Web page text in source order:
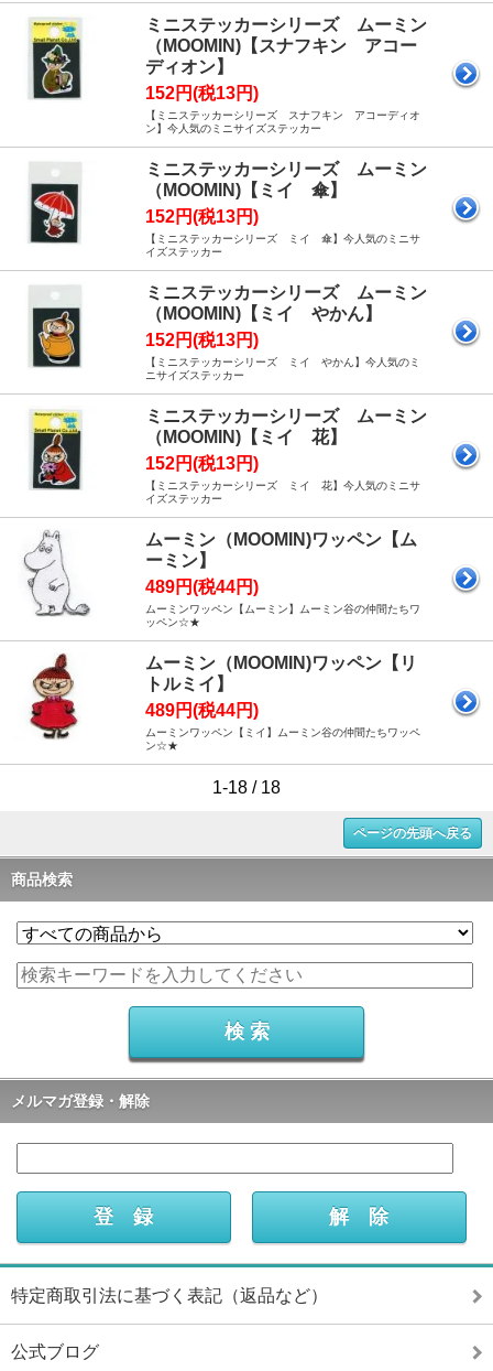
ミニステッカーシリーズ ムーミン
（MOOMIN)【スナフキン アコー
ディオン】
152円(税13円)
【ミニステッカーシリーズ スナフキン アコーディオ
ン】今人気のミニサイズステッカー
ミニステッカーシリーズ ムーミン
（MOOMIN)【ミイ 傘】
152円(税13円)
【ミニステッカーシリーズ ミイ 傘】今人気のミニサ
イズステッカー
ミニステッカーシリーズ ムーミン
（MOOMIN)【ミイ やかん】
152円(税13円)
【ミニステッカーシリーズ ミイ やかん】今人気のミ
ニサイズステッカー
ミニステッカーシリーズ ムーミン
（MOOMIN)【ミイ 花】
152円(税13円)
【ミニステッカーシリーズ ミイ 花】今人気のミニサ
イズステッカー
ムーミン（MOOMIN)ワッペン【ム
ーミン】
489円(税44円)
ムーミンワッペン【ムーミン】ムーミン谷の仲間たちワ
ッペン☆★
ムーミン（MOOMIN)ワッペン【リ
トルミイ】
489円(税44円)
ムーミンワッペン【ミイ】ムーミン谷の仲間たちワッペ
ン☆★
1-18 / 18
ページの先頭へ戻る
商品検索
メルマガ登録・解除
特定商取引法に基づく表記（返品など）
公式ブログ